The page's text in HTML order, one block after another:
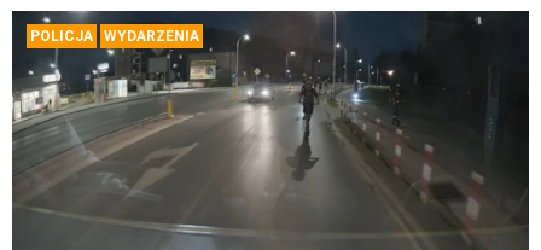
POLICJA WYDARZENIA